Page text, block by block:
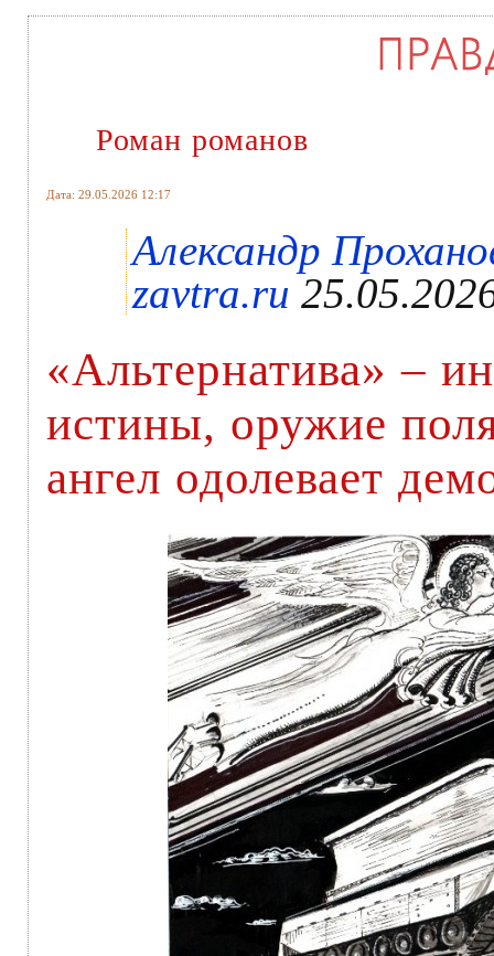
Роман романов
Дата: 29.05.2026 12:17
Александр
zavtra.ru
«Альтернатива» –
истины, оружие
ангел одолевает